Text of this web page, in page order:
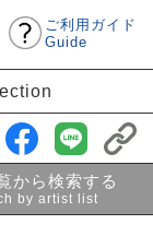
ご利用ガイド
Guide
から検索する
by artist list